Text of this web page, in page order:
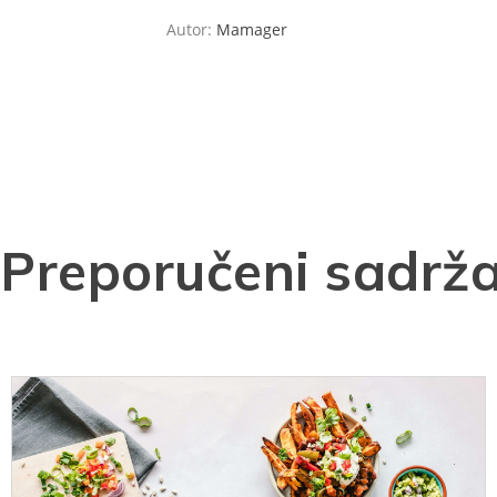
Autor: Mamager
Preporučeni